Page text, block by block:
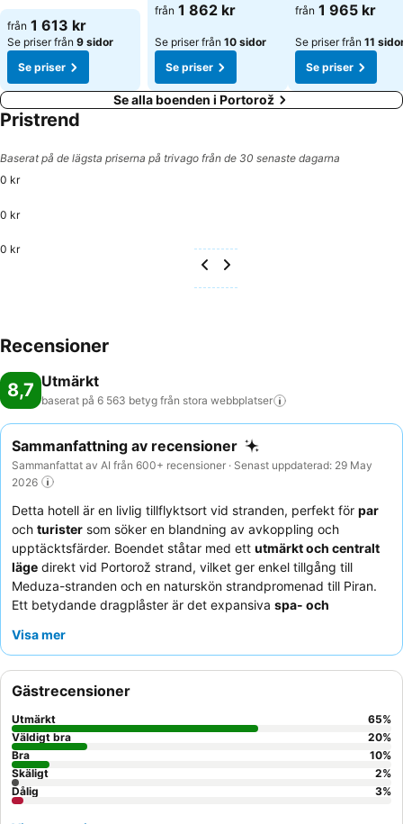
från 1 613 kr
Se priser från 9 sidor
Se priser
från 1 862 kr
Se priser från 10 sidor
Se priser
från 1 965 kr
Se priser från 11
Se priser
Se alla boenden i Portorož
Pristrend
Baserat på de lägsta priserna på trivago från de 30 senaste dagarna
0 kr
0 kr
0 kr
Recensioner
8,7 Utmärkt
baserat på 6 563 betyg från stora webbplatser
Sammanfattning av recensioner
Sammanfattat av AI från 600+ recensioner · Senast uppdaterad: 29 May
2026
Detta hotell är en livlig tillflyktsort vid stranden, perfekt för par
och turister som söker en blandning av avkoppling och
upptäcktsfärder. Boendet ståtar med ett utmärkt och centralt
läge direkt vid Portorož strand, vilket ger enkel tillgång till
Meduza-stranden och en naturskön strandpromenad till Piran.
Ett betydande dragplåster är det expansiva spa- och
sammankopplad tillgång till termal- och havsvattenpooler.
personalen
och den exceptionella
omfattande variation. För den bästa upplevelsen, överväg att
boka ett rum med en
för fantastisk havsutsikt.
Visa mer
Gästrecensioner
Utmärkt 65%
Väldigt bra
20%
Bra
10%
Skäligt
2%
Dålig
3%